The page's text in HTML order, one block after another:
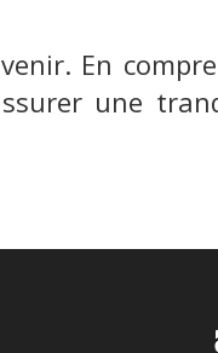
En
une